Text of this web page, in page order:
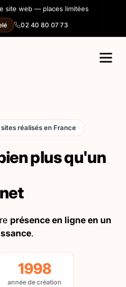
site web — places limitées
02 40 80 07 73
sites réalisés en France
plus qu'un
présence en ligne en un
.
1998
année de création